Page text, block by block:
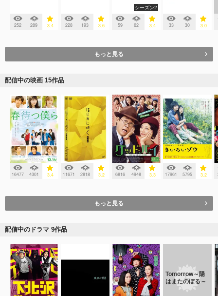
252 289 3.4 228 193 3.6
シーズン2
59 62 3.4 33 30 3.0
もっと見る
配信中の映画 15作品
16477 4301 3.4 11671 2818 3.2 6816 4948 3.3 17961 5795 3.2
もっと見る
配信中のドラマ 9作品
Tomorrow～陽
はまたのぼる～